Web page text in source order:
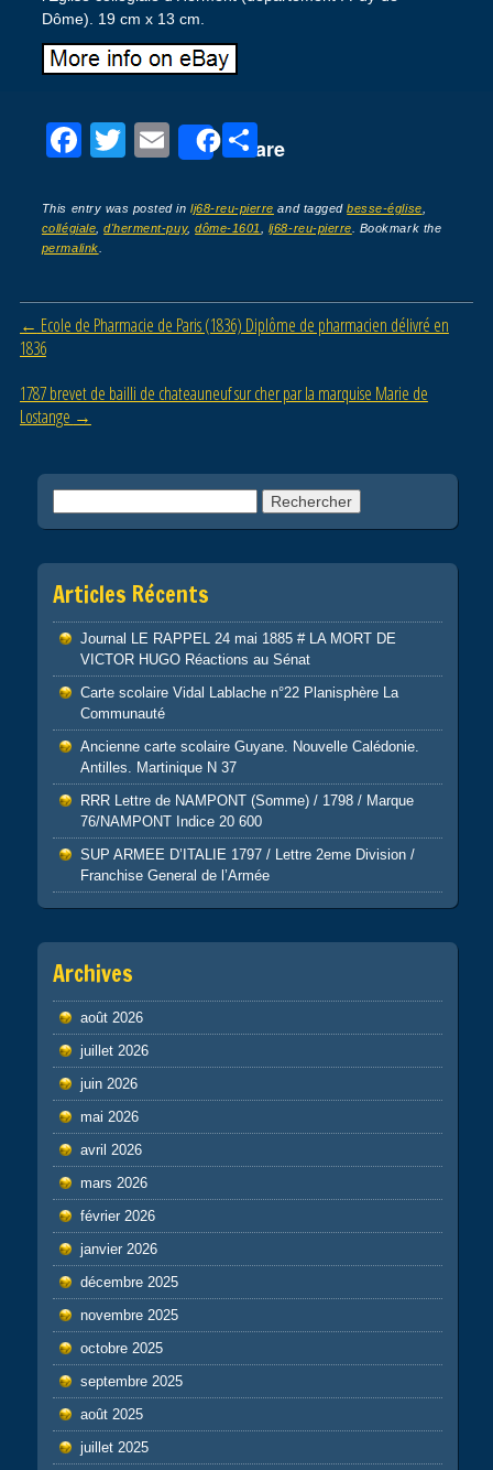
Dôme). 19 cm x 13 cm.
F
c
e
o
k
T
tt
er
E
ail
Share
P
ta
g
This entry was posted inlj68-reu-pierre and taggedbesse-église
collégiale ,d'herment-puy,dôme-1601 lj68-reu-pierre . Bookmark the
permalink
Post navigation
← Ecole de Pharmacie de Paris (1836) Diplôme de pharmacien délivré en
1836
1787 brevet de bailli de chateauneuf sur cher par la marquise Marie de
Lostange →
Articles Récents
Journal LE RAPPEL 24 mai 1885 # LA MORT DE
VICTOR HUGO Réactions au Sénat
Carte scolaire Vidal Lablache n°22 Planisphère La
Communauté
Ancienne carte scolaire Guyane. Nouvelle Calédonie.
Antilles. Martinique N 37
RRR Lettre de NAMPONT (Somme) / 1798 / Marque
76/NAMPONT Indice 20 600
SUP ARMEE D’ITALIE 1797 / Lettre 2eme Division /
Franchise General de l’Armée
Archives
août 2026
juillet 2026
juin 2026
mai 2026
avril 2026
mars 2026
février 2026
janvier 2026
décembre 2025
novembre 2025
octobre 2025
septembre 2025
août 2025
juillet 2025